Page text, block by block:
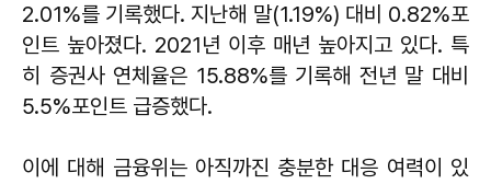
2.01%를 기록했다. 지난해 말(1.19%) 대비 0.82%포
인트 높아졌다. 2021년 이후 매년 높아지고 있다. 특
히 증권사 연체율은 15.88%를 기록해 전년 말 대비
5.5%포인트 급증했다.
이에 대해 금융위는 아직까진 충분한 대응 여력이 있